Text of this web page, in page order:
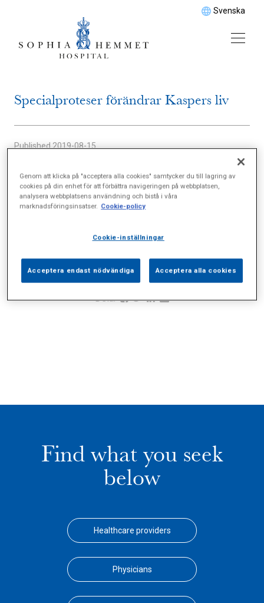
Svenska
Specialproteser förändrar Kaspers liv
Published 2019-08-15
Kasper Bjerka föddes utan vänsterhand men kan
ändå göra i stort sett vad han vill. Hjälpen får han på
Dela:
Find what you seek
below
Healthcare providers
Physicians
Genom att klicka på "acceptera alla cookies" samtycker du till lagring av
cookies på din enhet för att förbättra navigeringen på webbplatsen,
analysera webbplatsens användning och bistå i våra
marknadsföringsinsatser. Cookie-policy
Cookie-inställningar
Acceptera endast nödvändiga Acceptera alla cookies